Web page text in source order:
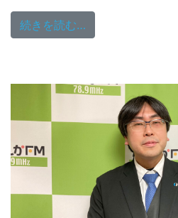
続きを読む…